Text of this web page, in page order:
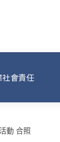
社會責任